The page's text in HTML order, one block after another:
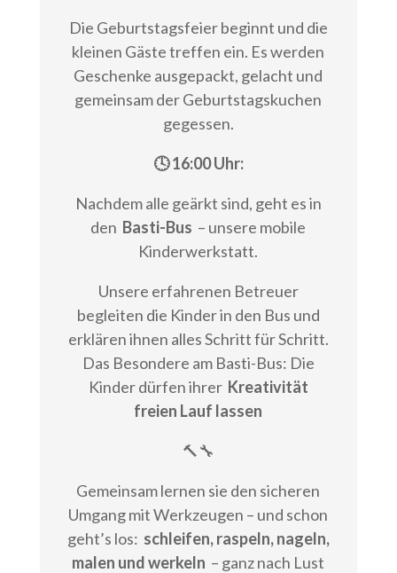
Die Geburtstagsfeier beginnt und die
kleinen Gäste treffen ein. Es werden
Geschenke ausgepackt, gelacht und
gemeinsam der Geburtstagskuchen
gegessen.
🕓 16:00 Uhr:
Nachdem alle geärkt sind, geht es in
den Basti-Bus – unsere mobile
Kinderwerkstatt.
Unsere erfahrenen Betreuer
begleiten die Kinder in den Bus und
erklären ihnen alles Schritt für Schritt.
Das Besondere am Basti-Bus: Die
Kinder dürfen ihrer Kreativität
freien Lauf lassen
🔨🔧
Gemeinsam lernen sie den sicheren
Umgang mit Werkzeugen – und schon
geht’s los: schleifen, raspeln, nageln,
malen und werkeln – ganz nach Lust